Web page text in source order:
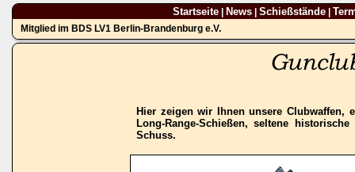
Startseite| News| Schießstände|
Mitglied im BDS LV1 Berlin-Brandenburg e.V.
Hier zeigen wir Ihnen unsere Clubwaffen,
Long-Range-Schießen, seltene
Schuss.